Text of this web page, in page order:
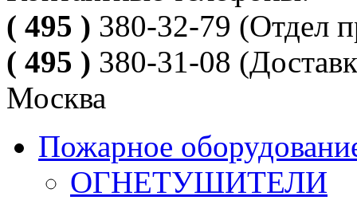
( 495 ) 380-32-79 (Отдел
( 495 ) 380-31-08
Москва
Пожарное
ОГНЕТУШИТЕЛИ